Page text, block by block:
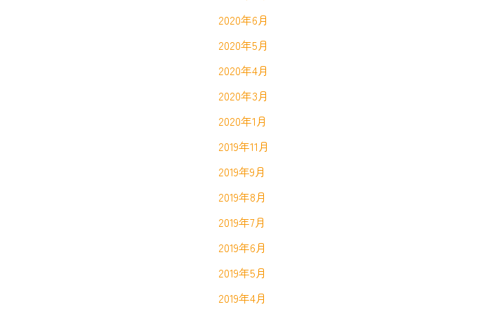
2020年6月
2020年5月
2020年4月
2020年3月
2020年1月
2019年11月
2019年9月
2019年8月
2019年7月
2019年6月
2019年5月
2019年4月